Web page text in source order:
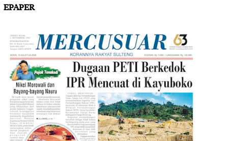
EPAPER